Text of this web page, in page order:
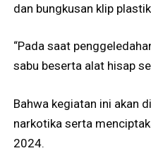
dan bungkusan klip
“Pada saat
sabu beserta alat hisap
Bahwa kegiatan ini akan
narkotika serta
2024.